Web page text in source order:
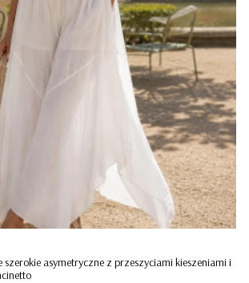
szerokie asymetryczne z przeszyciami kieszeniami i